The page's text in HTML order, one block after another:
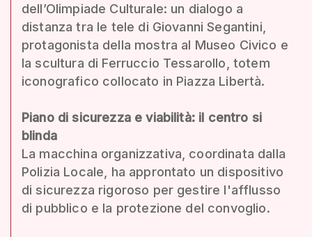
dell’Olimpiade Culturale: un dialogo a
distanza tra le tele di Giovanni Segantini,
protagonista della mostra al Museo Civico e
la scultura di Ferruccio Tessarollo, totem
iconografico collocato in Piazza Libertà.
Piano di sicurezza e viabilità: il centro si
blinda
La macchina organizzativa, coordinata dalla
Polizia Locale, ha approntato un dispositivo
di sicurezza rigoroso per gestire l'afflusso
di pubblico e la protezione del convoglio.